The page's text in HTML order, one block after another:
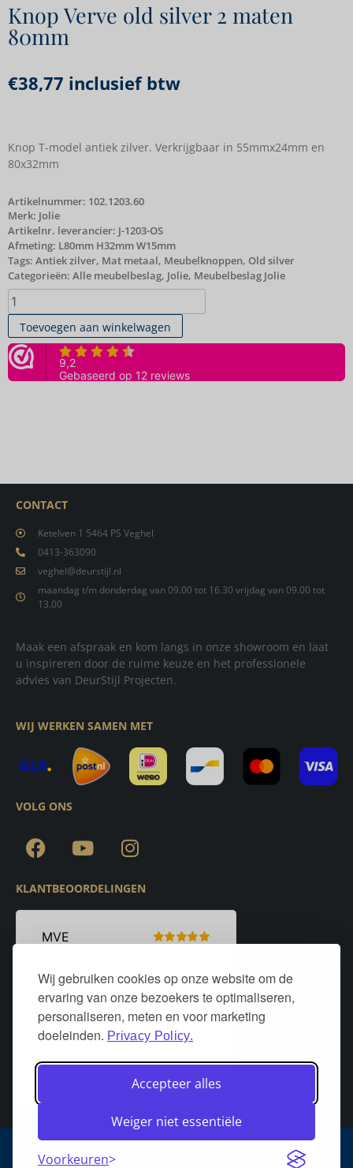
Wij gebruiken cookies op onze website om de
ervaring van onze bezoekers te optimaliseren,
personaliseren, meten en voor marketing
doeleinden. Privacy Policy.
Accepteer alles
Weiger niet essentiële
Voorkeuren
Knop Verve old silver 2 maten
80mm
€38,77 inclusief btw
Knop T-model antiek zilver. Verkrijgbaar in 55mmx24mm en
80x32mm
Artikelnummer: 102.1203.60
Merk: Jolie
Artikelnr. leverancier: J-1203-OS
Afmeting: L80mm H32mm W15mm
Tags: Antiek zilver, Mat metaal, Meubelknoppen, Old silver
Categorieën: Alle meubelbeslag, Jolie, Meubelbeslag Jolie
Toevoegen aan winkelwagen
CONTACT
Ketelven 1 5464 PS Veghel
0413-363090
veghel@deurstijl.nl
maandag t/m donderdag van 09.00 tot 16.30 vrijdag van 09.00 tot
13.00
Maak een afspraak en kom langs in onze showroom en laat
u inspireren door de ruime keuze en het professionele
advies van DeurStijl Projecten.
WIJ WERKEN SAMEN MET
VOLG ONS
KLANTBEOORDELINGEN
Algemene voorwaarden Over DeurStijl Projecten